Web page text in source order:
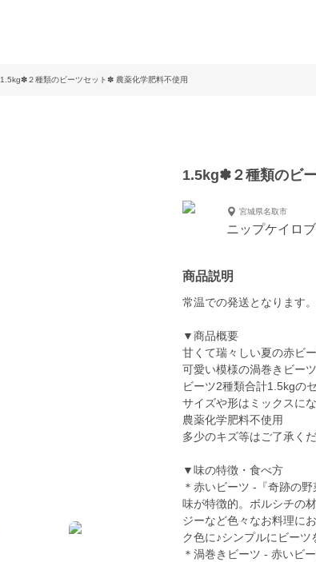
1.5kg✽２種類のビーツセット✽ 農薬化学肥料不使用
1.5kg✽２種類のビ
宮城県名取市
ニップケイロ
商品説明
常温での発送となります
▼商品概要
甘くて瑞々しい夏の赤ビ
可愛い模様の渦巻きビー
ビーツ2種類合計1.5kgの
サイズや形はミックスに
農薬化学肥料不使用
多少のキズ等はご了承く
▼味の特徴・食べ方
＊赤いビーツ -『奇跡の
味が特徴的。ボルシチの
ジーなど色々なお料理に
ク色に♪シンプルにビーツ
＊渦巻きビーツ - 赤いビ